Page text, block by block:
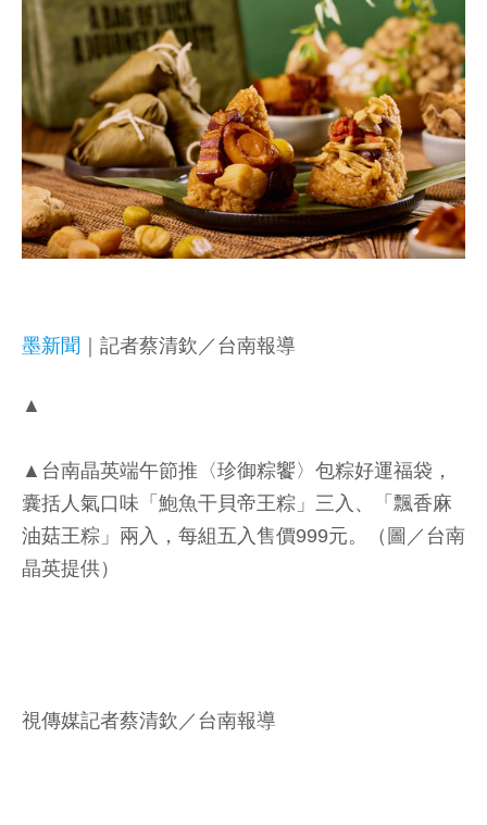
墨新聞 ｜記者蔡清欽／台南報導
▲
▲台南晶英端午節推〈珍御粽饗〉包粽好運福袋，
囊括人氣口味「鮑魚干貝帝王粽」三入、「飄香麻
油菇王粽」兩入，每組五入售價999元。（圖／台南
晶英提供）
視傳媒記者蔡清欽／台南報導